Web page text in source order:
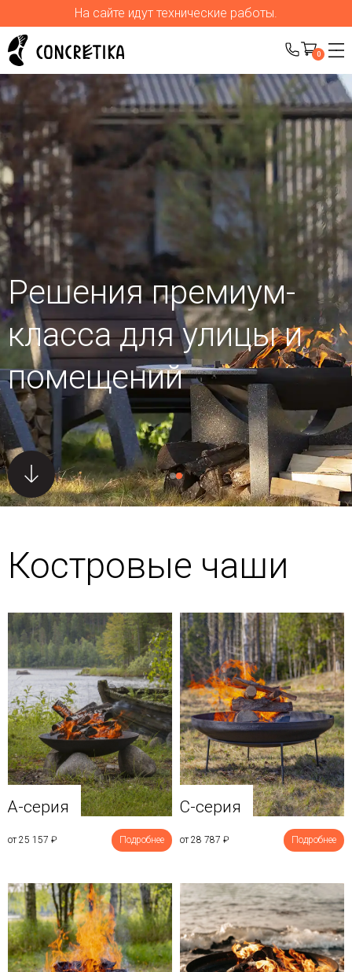
На сайте идут технические работы.
0
Решения премиум-
класса для улицыи
помещений
Костровые чаши
A-серия
от 25 157 ₽ Подробнее
C-серия
от 28 787 ₽ Подробнее